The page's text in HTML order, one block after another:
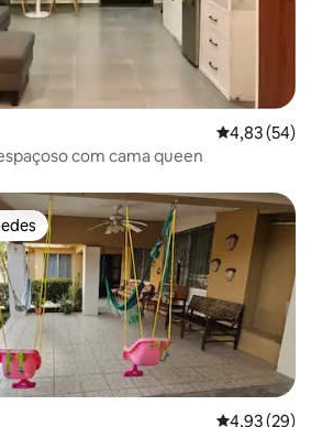
4,83 de uma
4,83 (54)
com cama queen
4,93 de uma
4,93 (29)